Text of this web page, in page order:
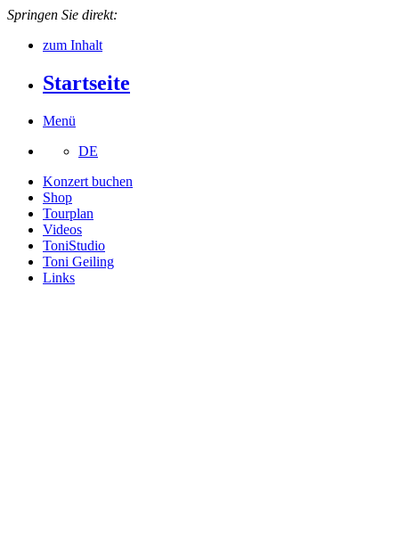
Springen Sie direkt:
zum Inhalt
Startseite
Menü
DE
Konzert buchen
Shop
Tourplan
Videos
ToniStudio
Toni Geiling
Links